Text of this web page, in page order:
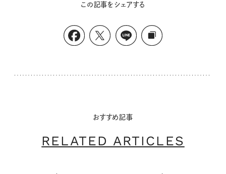
この記事をシェアする
おすすめ記事
RELATED ARTICLES